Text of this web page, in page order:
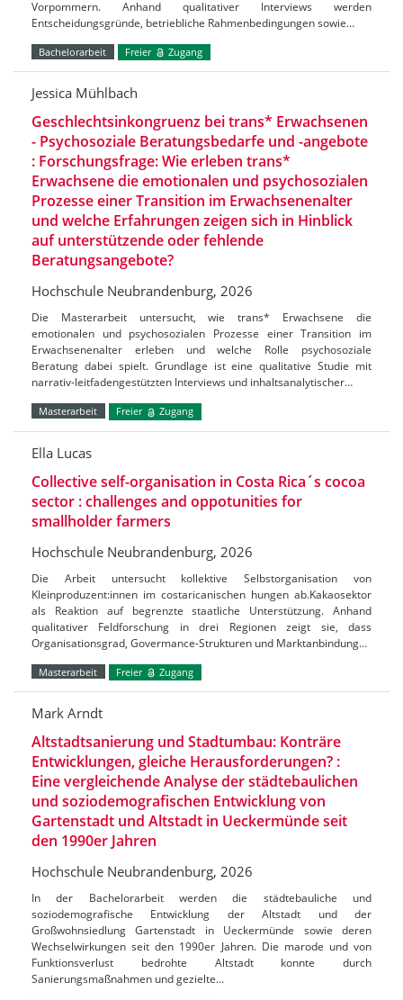
Vorpommern. Anhand qualitativer Interviews werden
Entscheidungsgründe, betriebliche Rahmenbedingungen sowie…
Bachelorarbeit Freier Zugang
Jessica Mühlbach
Geschlechtsinkongruenz bei trans* Erwachsenen
- Psychosoziale Beratungsbedarfe und -angebote
: Forschungsfrage: Wie erleben trans*
Erwachsene die emotionalen und psychosozialen
Prozesse einer Transition im Erwachsenenalter
und welche Erfahrungen zeigen sich in Hinblick
auf unterstützende oder fehlende
Beratungsangebote?
Hochschule Neubrandenburg, 2026
Die Masterarbeit untersucht, wie trans* Erwachsene die
emotionalen und psychosozialen Prozesse einer Transition im
Erwachsenenalter erleben und welche Rolle psychosoziale
Beratung dabei spielt. Grundlage ist eine qualitative Studie mit
narrativ-leitfadengestützten Interviews und inhaltsanalytischer…
Masterarbeit Freier Zugang
Ella Lucas
Collective self-organisation in Costa Rica´s cocoa
sector : challenges and oppotunities for
smallholder farmers
Hochschule Neubrandenburg, 2026
Die Arbeit untersucht kollektive Selbstorganisation von
Kleinproduzent:innen im costaricanischen hungen ab.Kakaosektor
als Reaktion auf begrenzte staatliche Unterstützung. Anhand
qualitativer Feldforschung in drei Regionen zeigt sie, dass
Organisationsgrad, Govermance-Strukturen und Marktanbindung…
Masterarbeit Freier Zugang
Mark Arndt
Altstadtsanierung und Stadtumbau: Konträre
Entwicklungen, gleiche Herausforderungen? :
Eine vergleichende Analyse der städtebaulichen
und soziodemografischen Entwicklung von
Gartenstadt und Altstadt in Ueckermünde seit
den 1990er Jahren
Hochschule Neubrandenburg, 2026
In der Bachelorarbeit werden die städtebauliche und
soziodemografische Entwicklung der Altstadt und der
Großwohnsiedlung Gartenstadt in Ueckermünde sowie deren
Wechselwirkungen seit den 1990er Jahren. Die marode und von
Funktionsverlust bedrohte Altstadt konnte durch
Sanierungsmaßnahmen und gezielte…